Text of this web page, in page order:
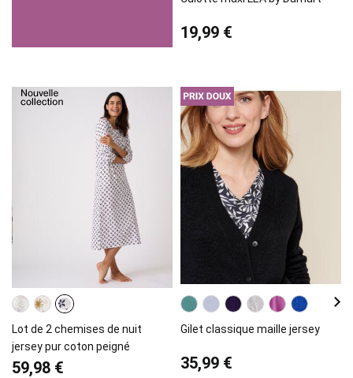
19,99 €
Lot de 2 chemises de nuit
jersey pur coton peigné
59,98 €
Gilet classique maille jersey
35,99 €